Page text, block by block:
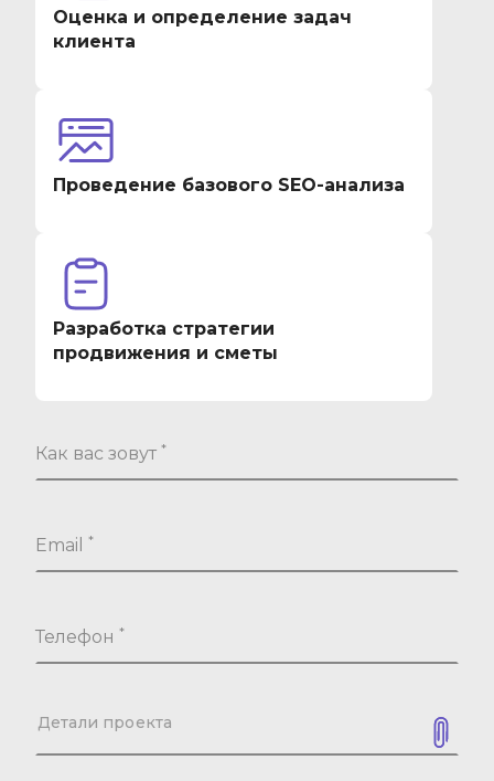
Оценка и определение задач
клиента
Проведение базового SEO-анализа
Разработка стратегии
продвижения и сметы
Как вас зовут *
Email *
Телефон *